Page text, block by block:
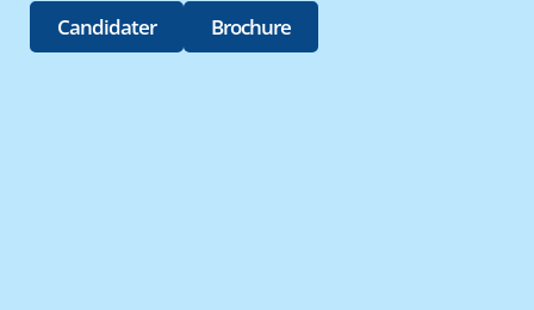
Candidater Brochure